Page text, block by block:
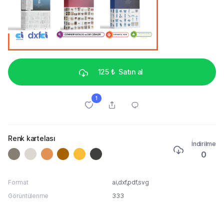
125 ₺ Satın al
1
Renk kartelası
İndirilme
0
Format
ai,dxf,pdf,svg
Görüntülenme
333